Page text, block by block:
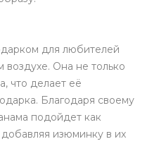
для любителей
воздухе. Она не только
что делает её
Благодаря своему
подойдет как
изюминку в их